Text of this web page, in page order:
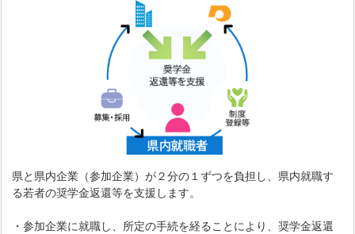
県と県内企業（参加企業）が２分の１ずつを負担し、県内就職す
る若者の奨学金返還等を支援します。
・参加企業に就職し、所定の手続を経ることにより、奨学金返還